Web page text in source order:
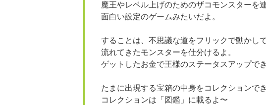
魔王やレベル上げのためのザコモンスターを
面白い設定のゲームみたいだよ。
することは、不思議な道をフリックで動かして
流れてきたモンスターを仕分けるよ。
ゲットしたお金で王様のステータスアップでき
たまに出現する宝箱の中身をコレクションで
コレクションは「図鑑」に載るよ〜